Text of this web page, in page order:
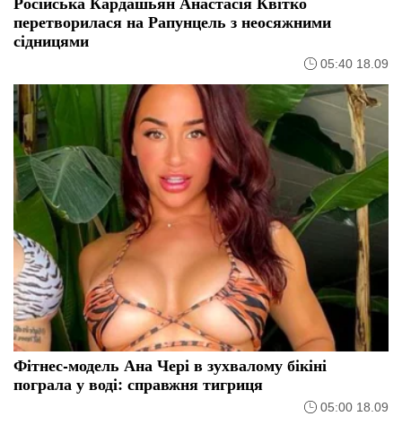
перетворилася на Рапунцель з неосяжними
сідницями
05:40 18.09
Фітнес-модель Ана Чері в зухвалому бікіні
пограла у воді: справжня тигриця
05:00 18.09